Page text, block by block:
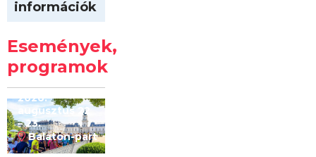
információk
Események,
programok
Kilóméterek
2026
2026.
augusztus 22
– 23.
Balaton-part